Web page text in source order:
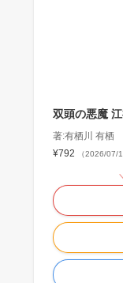
双頭の悪魔
著:有栖川 有栖
¥792
（2026/07/